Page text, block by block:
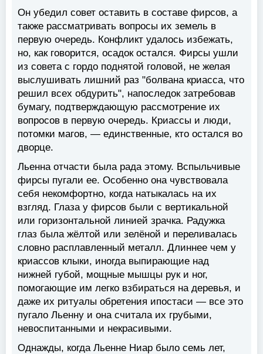
Он убедил совет оставить в составе фирсов, а
также рассматривать вопросы их земель в
первую очередь. Конфликт удалось избежать,
но, как говорится, осадок остался. Фирсы ушли
из совета с гордо поднятой головой, не желая
выслушивать лишний раз "болвана криасса, что
решил всех обдурить", напоследок затребовав
бумагу, подтверждающую рассмотрение их
вопросов в первую очередь. Криассы и люди,
потомки магов, — единственные, кто остался во
дворце.
Льенна отчасти была рада этому. Вспыльчивые
фирсы пугали ее. Особенно она чувствовала
себя некомфортно, когда натыкалась на их
взгляд. Глаза у фирсов были с вертикальной
или горизонтальной линией зрачка. Радужка
глаз была жёлтой или зелёной и переливалась
словно расплавленный металл. Длиннее чем у
криассов клыки, иногда выпирающие над
нижней губой, мощные мышцы рук и ног,
помогающие им легко взбираться на деревья, и
даже их ритуалы обретения ипостаси — все это
пугало Льенну и она считала их грубыми,
невоспитанными и некрасивыми.
Однажды, когда Льенне Ниар было семь лет,